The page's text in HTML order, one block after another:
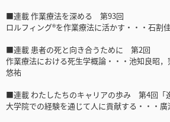
■連載 作業療法を深める 第93回
ロルフィング®を作業療法に活かす・・・石割
■連載 患者の死と向き合うために 第2回
作業療法における死生学概論・・・池知良昭
悠祐
■連載 わたしたちのキャリアの歩み 第4回「
大学院での経験を通じて人に貢献する・・・廣